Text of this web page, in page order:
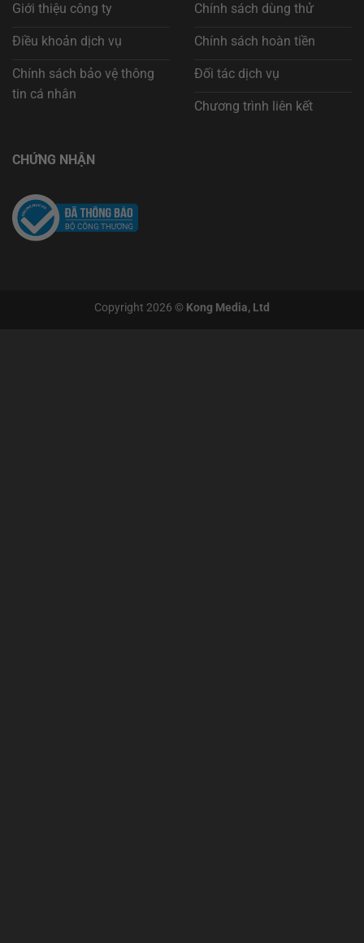
Giới thiệu công ty
Điều khoản dịch vụ
Chính sách bảo vệ thông
tin cá nhân
Chính sách dùng thử
Chính sách hoàn tiền
Đối tác dịch vụ
Chương trình liên kết
CHỨNG NHẬN
Copyright 2026 © Kong Media, Ltd